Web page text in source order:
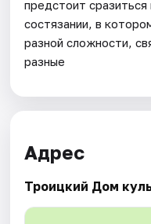
предстоит
состязании, в
разной сложности,
разные
Адрес
Троицкий Дом